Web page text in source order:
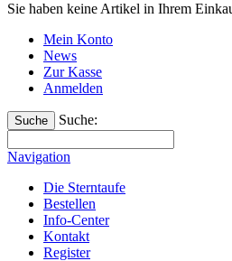
Sie haben keine Artikel in Ihrem
Mein Konto
News
Zur Kasse
Anmelden
Suche Suche:
Navigation
Die Sterntaufe
Bestellen
Info-Center
Kontakt
Register